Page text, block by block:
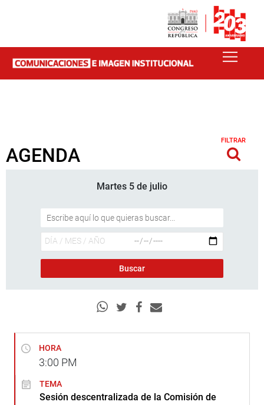
AGENDA
FILTRAR
Martes 5 de julio
HORA
3:00 PM
TEMA
Sesión descentralizada de la Comisión de